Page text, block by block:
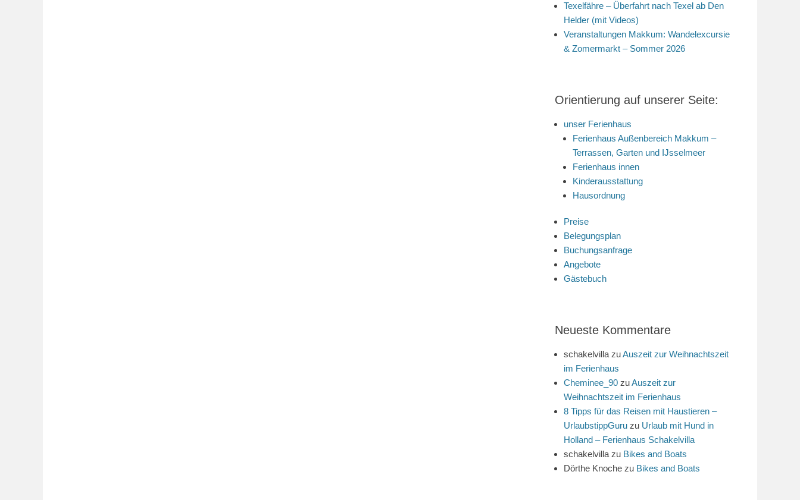
Texelfähre – Überfahrt nach Texel ab Den
Helder (mit Videos)
Veranstaltungen Makkum: Wandelexcursie
& Zomermarkt – Sommer 2026
Orientierung auf unserer Seite:
unser Ferienhaus
Ferienhaus Außenbereich Makkum –
Terrassen, Garten und IJsselmeer
Ferienhaus innen
Kinderausstattung
Hausordnung
Preise
Belegungsplan
Buchungsanfrage
Angebote
Gästebuch
Neueste Kommentare
schakelvilla zuAuszeit zur Weihnachtszeit
im Ferienhaus
Cheminee_90 zuAuszeit zur
Weihnachtszeit im Ferienhaus
8 Tipps für das Reisen mit Haustieren –
UrlaubstippGuru zu Urlaub mit Hund in
Holland – Ferienhaus Schakelvilla
schakelvilla zu Bikes and Boats
Dörthe Knoche zu Bikes and Boats